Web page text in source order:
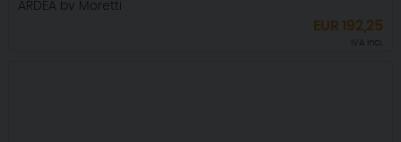
ARDEA by Moretti
EUR192,25
IVA incl.